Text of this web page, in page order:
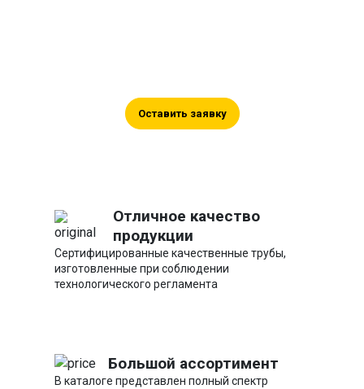
Оставить заявку
Отличное качество
продукции
Сертифицированные качественные трубы,
изготовленные при соблюдении
технологического регламента
Большой ассортимент
В каталоге представлен полный спектр